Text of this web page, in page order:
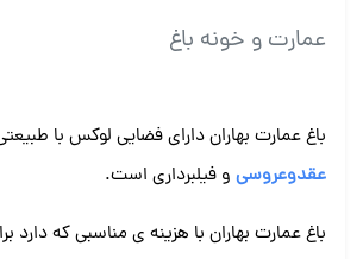
عمارت و خونه باغ
باغ عمارت بهاران دارای فضایی لوکس با طبیعتی
عقدوعروسی و فیلبرداری است.
باغ عمارت بهاران با هزینه ی مناسبی که دارد